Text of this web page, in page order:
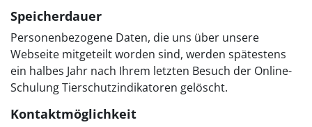
Speicherdauer
Personenbezogene Daten, die uns über unsere
Webseite mitgeteilt worden sind, werden spätestens
ein halbes Jahr nach Ihrem letzten Besuch der Online-
Schulung Tierschutzindikatoren gelöscht.
Kontaktmöglichkeit